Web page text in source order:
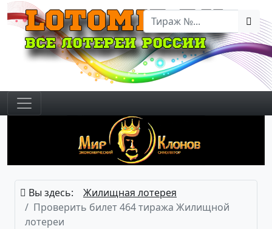
Вы здесь:
Жилищная лотерея
Проверить билет 464 тиража Жилищной
лотереи